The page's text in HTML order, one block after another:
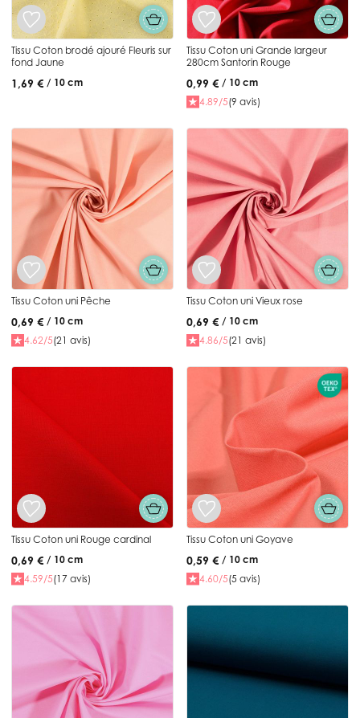
Tissu Coton brodé ajouré Fleuris sur
fond Jaune
1,69 € / 10 cm
Tissu Coton uni Grande largeur
280cm Santorin Rouge
0,99 € / 10 cm
4.89/5(9 avis)
Tissu Coton uni Pêche
0,69 € / 10 cm
4.62/5(21 avis)
Tissu Coton uni Vieux rose
0,69 € / 10 cm
4.86/5(21 avis)
Tissu Coton uni Rouge cardinal
0,69 € / 10 cm
4.59/5(17 avis)
Tissu Coton uni Goyave
0,59 € / 10 cm
4.60/5(5 avis)